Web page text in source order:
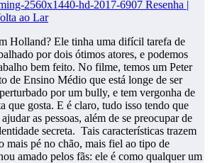
Holland? Ele tinha uma difícil tarefa de
por dois ótimos atores, e podemos
bem feito. No filme, temos um Peter
de Ensino Médio que está longe de ser
por um bully, e tem vergonha de
que gosta. E é claro, tudo isso tendo que
as pessoas, além de se preocupar de
secreta. Tais características trazem
mais pé no chão, mais fiel ao tipo de
amado pelos fãs: ele é como qualquer um